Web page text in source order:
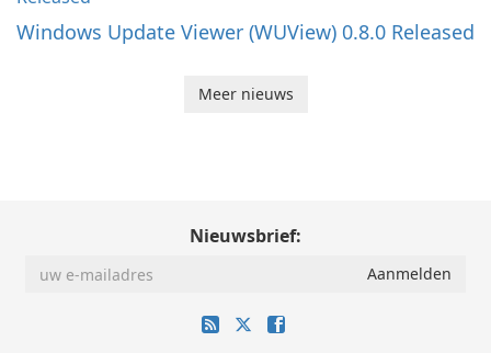
Windows Update Viewer (WUView) 0.8.0 Released
Meer nieuws
Nieuwsbrief: